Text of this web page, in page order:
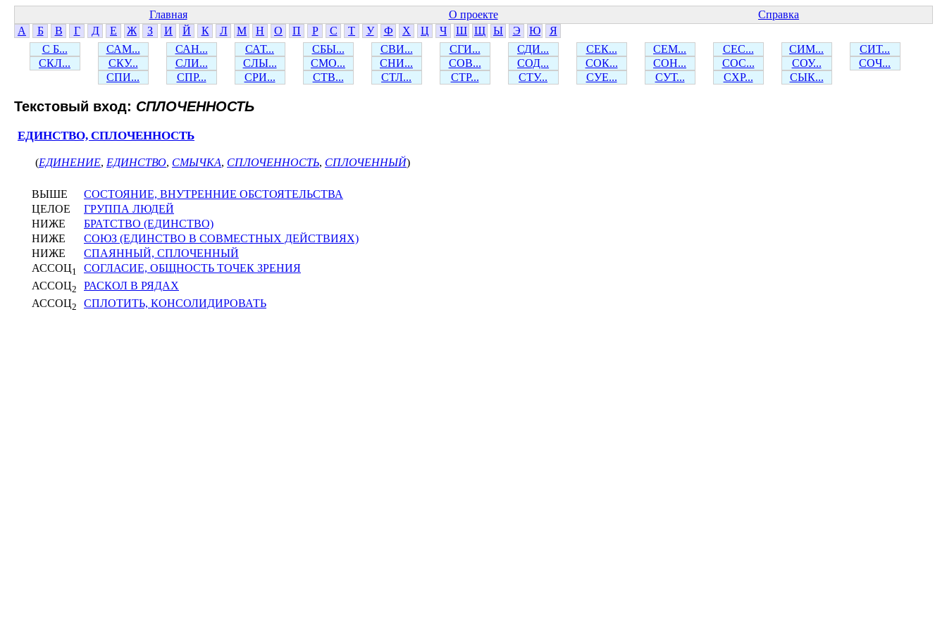
Главная О проекте
Справка
А
Б В Г Д Е Ж З И Й К Л М Н О П Р С Т У Ф Х Ц Ч Ш Щ Ы Э Ю
Я
С Б...
САМ... САН... САТ... СБЫ... СВИ... СГИ... СДИ... СЕК... СЕМ... СЕС... СИМ...
СИТ...
СКЛ...
СКУ... СЛИ... СЛЫ... СМО... СНИ... СОВ... СОД... СОК... СОН... СОС... СОУ...
СОЧ...
СПИ...
СПР... СРИ... СТВ... СТЛ... СТР... СТУ... СУЕ... СУТ... СХР... СЫК...
Текстовый вход: СПЛОЧЕННОСТЬ
ЕДИНСТВО, СПЛОЧЕННОСТЬ
(ЕДИНЕНИЕ, ЕДИНСТВО, СМЫЧКА, СПЛОЧЕННОСТЬ, СПЛОЧЕННЫЙ)
ВЫШЕ
СОСТОЯНИЕ, ВНУТРЕННИЕ ОБСТОЯТЕЛЬСТВА
ЦЕЛОЕ
ГРУППА ЛЮДЕЙ
НИЖЕ
БРАТСТВО (ЕДИНСТВО)
НИЖЕ
СОЮЗ (ЕДИНСТВО В СОВМЕСТНЫХ ДЕЙСТВИЯХ)
НИЖЕ
СПАЯННЫЙ, СПЛОЧЕННЫЙ
АССОЦ1
СОГЛАСИЕ, ОБЩНОСТЬ ТОЧЕК ЗРЕНИЯ
АССОЦ2
РАСКОЛ В РЯДАХ
АССОЦ2 СПЛОТИТЬ, КОНСОЛИДИРОВАТЬ